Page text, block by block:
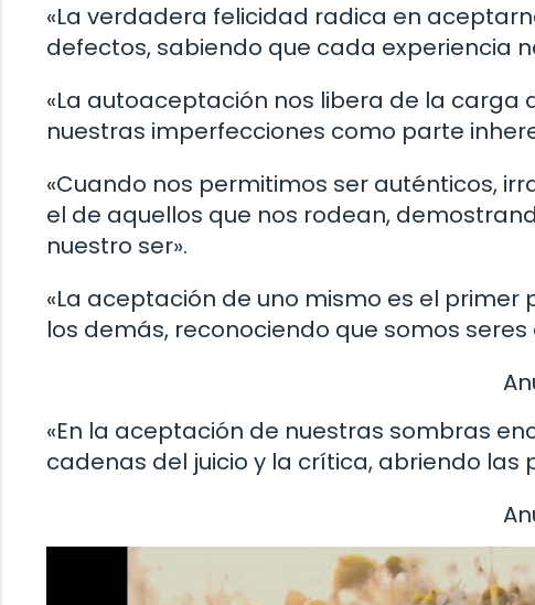
«La verdadera felicidad radica en
defectos, sabiendo que cada experiencia
«La autoaceptación nos libera de la
nuestras imperfecciones como parte
«Cuando nos permitimos ser auténticos,
el de aquellos que nos rodean,
nuestro ser».
«La aceptación de uno mismo es el
los demás, reconociendo que somos
«En la aceptación de nuestras sombras
cadenas del juicio y la crítica, abriendo